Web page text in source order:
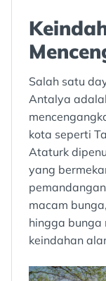
Salah satu
Antalya
kota seperti
Ataturk
yang
macam
hingga bunga
keindahan